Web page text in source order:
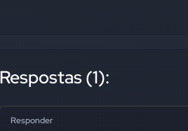
Respostas (1):
Responder